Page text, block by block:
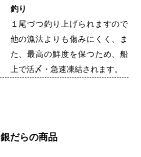
釣り
１尾づつ釣り上げられますので
他の漁法よりも傷みにくく、ま
た、最高の鮮度を保つため、船
上で活〆・急速凍結されます。
銀だらの商品